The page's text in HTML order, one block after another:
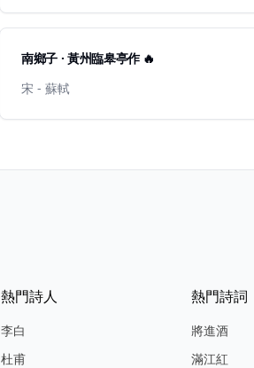
南鄉子 · 黃州臨皋亭作 🔥
宋 - 蘇軾
熱門詩人
李白
杜甫
熱門詩詞
將進酒
滿江紅